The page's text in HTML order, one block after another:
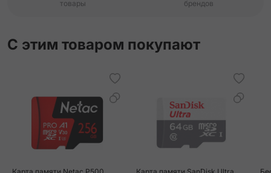
товары
брендов
С этим товаром покупают